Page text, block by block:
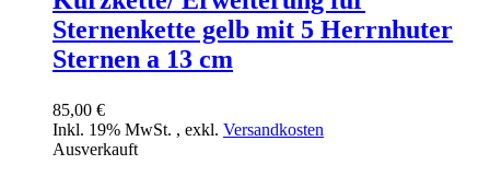
Sternenkette gelb mit 5 Herrnhuter
Sternen a 13 cm
85,00 €
Inkl. 19% MwSt. , exkl. Versandkosten
Ausverkauft